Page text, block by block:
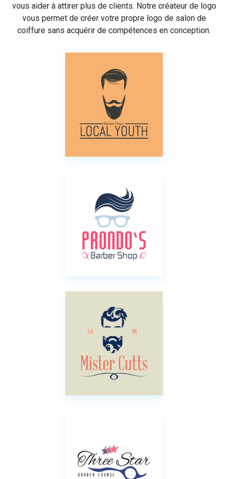
vous aider à attirer plus de clients. Notre créateur de logo
vous permet de créer votre propre logo de salon de
coiffure sans acquérir de compétences en conception.